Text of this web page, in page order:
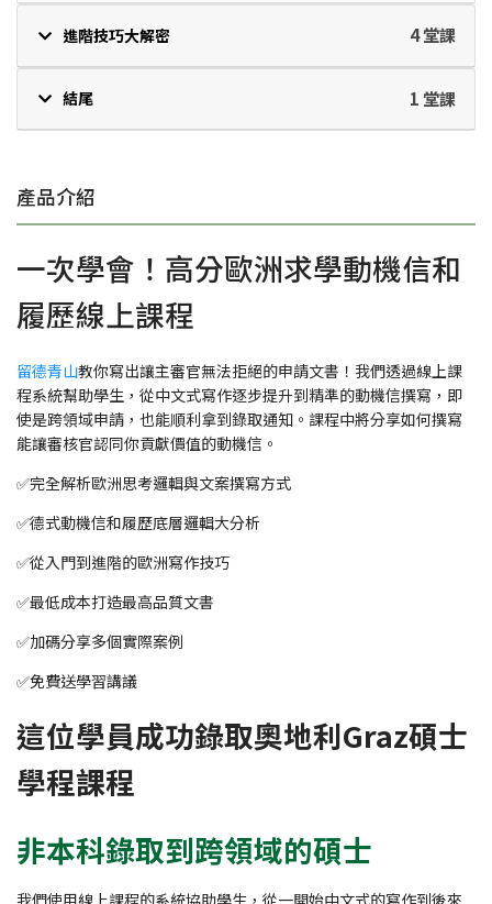
進階技巧大解密 4 堂課
結尾 1 堂課
產品介紹
一次學會！高分歐洲求學動機信和
履歷線上課程
留德青山教你寫出讓主審官無法拒絕的申請文書！我們透過線上課
程系統幫助學生，從中文式寫作逐步提升到精準的動機信撰寫，即
使是跨領域申請，也能順利拿到錄取通知。課程中將分享如何撰寫
能讓審核官認同你貢獻價值的動機信。
✅完全解析歐洲思考邏輯與文案撰寫方式
✅德式動機信和履歷底層邏輯大分析
✅從入門到進階的歐洲寫作技巧
✅最低成本打造最高品質文書
✅加碼分享多個實際案例
✅免費送學習講議
這位學員成功錄取奧地利Graz碩士
學程課程
非本科錄取到跨領域的碩士
我們使用線上課程的系統協助學生，從一開始中文式的寫作到後來